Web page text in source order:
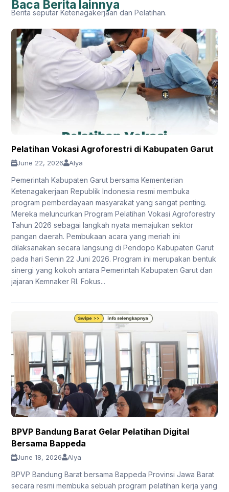
Baca Berita lainnya
Berita seputar Ketenagakerjaan dan Pelatihan.
Pelatihan Vokasi Agroforestri di Kabupaten Garut
June 22, 2026 Alya
Pemerintah Kabupaten Garut bersama Kementerian
Ketenagakerjaan Republik Indonesia resmi membuka
program pemberdayaan masyarakat yang sangat penting.
Mereka meluncurkan Program Pelatihan Vokasi Agroforestry
Tahun 2026 sebagai langkah nyata memajukan sektor
pangan daerah. Pembukaan acara yang meriah ini
dilaksanakan secara langsung di Pendopo Kabupaten Garut
pada hari Senin 22 Juni 2026. Program ini merupakan bentuk
sinergi yang kokoh antara Pemerintah Kabupaten Garut dan
jajaran Kemnaker RI. Fokus...
BPVP Bandung Barat Gelar Pelatihan Digital
Bersama Bappeda
June 18, 2026 Alya
BPVP Bandung Barat bersama Bappeda Provinsi Jawa Barat
secara resmi membuka sebuah program pelatihan kerja yang